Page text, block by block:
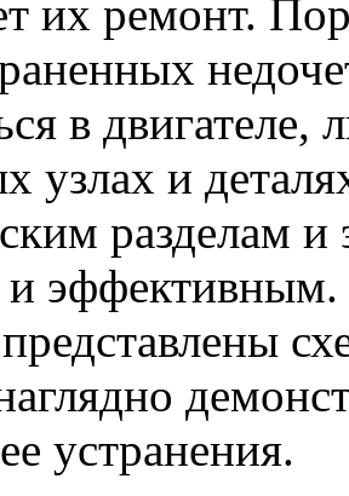
их ремонт.
в двигателе,
узлах и
разделам и
эффективным.
устранения.